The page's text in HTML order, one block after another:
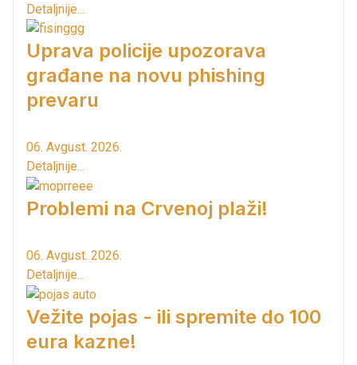
Detaljnije...
Uprava policije upozorava
građane na novu phishing
prevaru
06. Avgust. 2026.
Detaljnije...
Problemi na Crvenoj plaži!
06. Avgust. 2026.
Detaljnije...
Vežite pojas - ili spremite do 100
eura kazne!